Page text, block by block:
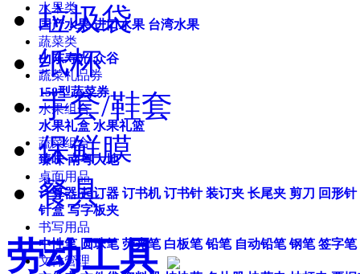
水果类
国产水果 进口水果 台湾水果
蔬菜类
山东寿光 众谷
蔬菜礼品券
158型蔬菜券
水果组合
水果礼盒 水果礼篮
蔬菜组合
臻味 南粤大地
桌面用品
计算器 起订器 订书机 订书针 装订夹 长尾夹 剪刀 回形针
针盒 写字板夹
书写用品
中性笔 圆珠笔 荧光笔 白板笔 铅笔 自动铅笔 钢笔 签字笔
文件管理
垃圾袋
纸杯
手套/鞋套
保鲜膜
餐具
劳动工具